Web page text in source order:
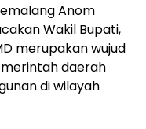
Anom
Wakil Bupati,
merupakan wujud
daerah
di wilayah